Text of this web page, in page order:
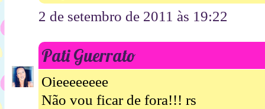
2 de setembro de 2011 às 19:22
Pati Guerrato
Oieeeeeeee
Não vou ficar de fora!!! rs